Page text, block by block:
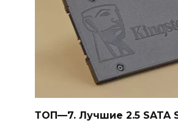
ТОП—7. Лучшие 2.5 SATA